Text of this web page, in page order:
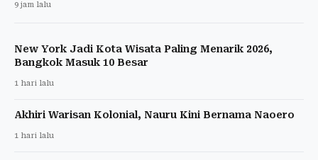
9 jam lalu
New York Jadi Kota Wisata Paling Menarik 2026,
Bangkok Masuk 10 Besar
1 hari lalu
Akhiri Warisan Kolonial, Nauru Kini Bernama Naoero
1 hari lalu